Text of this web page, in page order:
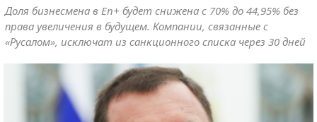
Доля бизнесмена в En+ будет снижена с 70% до 44,95% без
права увеличения в будущем. Компании, связанные с
«Русалом», исключат из санкционного списка через 30 дней